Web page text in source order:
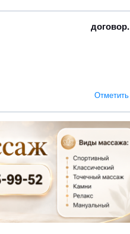
договор.
Отметить